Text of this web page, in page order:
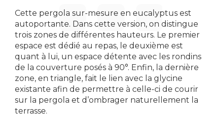
Cette pergola sur-mesure en eucalyptus est
autoportante. Dans cette version, on distingue
trois zones de différentes hauteurs. Le premier
espace est dédié au repas, le deuxième est
quant à lui, un espace détente avec les rondins
de la couverture posés à 90°. Enfin, la dernière
zone, en triangle, fait le lien avec la glycine
existante afin de permettre à celle-ci de courir
sur la pergola et d’ombrager naturellement la
terrasse.